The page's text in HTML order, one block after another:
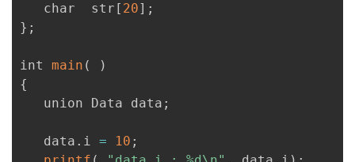
   char  str
[ 20] ;
} ;
int main (
)
{
   union Data data
;
   data
. i = 10 ;